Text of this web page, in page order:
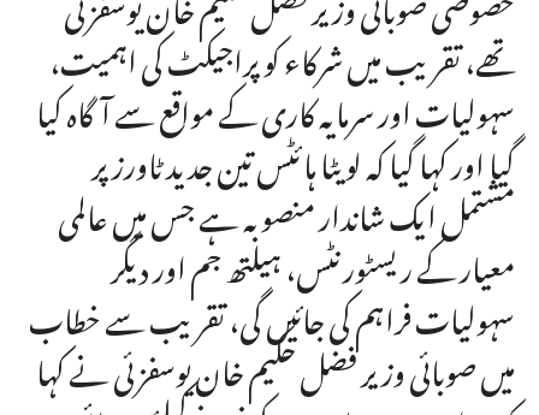
تھے، تقریب میں شرکاء کو پراجیکٹ کی اہمیت،
سہولیات اور سرمایہ کاری کے مواقع سے آگاہ کیا
گیا اور کہا گیا کہ لویٹا ہائٹس تین جدید ٹاورز پر
مشتمل ایک شاندار منصوبہ ہے جس میں عالمی
معیار کے ریسٹورنٹس، ہیلتھ جم اور دیگر
سہولیات فراہم کی جائیں گی، تقریب سے خطاب
میں صوبائی وزیر فضل حکیم خان یوسفزئی نے کہا